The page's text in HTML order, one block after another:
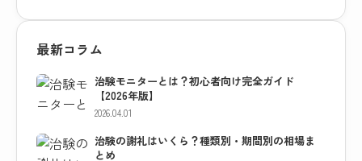
最新コラム
治験モニターとは？初心者向け完全ガイド
【2026年版】
2026.04.01
治験の謝礼はいくら？種類別・期間別の相場ま
とめ